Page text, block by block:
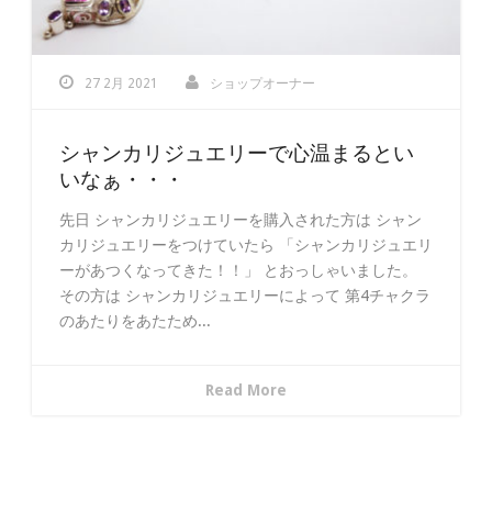
27 2月 2021 ショップオーナー
シャンカリジュエリーで心温まるとい
いなぁ・・・
先日 シャンカリジュエリーを購入された方は シャン
カリジュエリーをつけていたら 「シャンカリジュエリ
ーがあつくなってきた！！」 とおっしゃいました。
その方は シャンカリジュエリーによって 第4チャクラ
のあたりをあたため...
Read More